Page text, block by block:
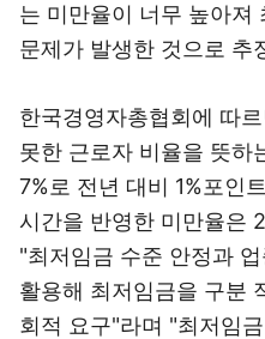
는 미만율이 너무 높아져
문제가 발생한 것으로 추
한국경영자총협회에 따
못한 근로자 비율을 뜻하
7%로 전년 대비 1%포인
시간을 반영한 미만율은
"최저임금 수준 안정과
활용해 최저임금을 구분
회적 요구"라며 "최저임